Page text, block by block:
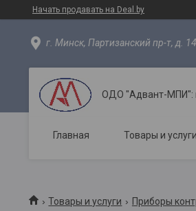
Начать продавать на Deal.by
г. Минск, Партизанский пр-т, д.
ОДО "Адвант-МПИ":
Главная Товары и услуги
Товары и услуги Приборы